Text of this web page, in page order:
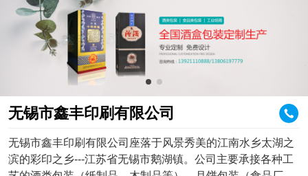
无锡市鑫丰印刷有限公司
无锡市鑫丰印刷有限公司座落于风景秀美的江南水乡太湖之
滨的彩印之乡---江苏省无锡市鹅湖镇。公司主要承接各种工